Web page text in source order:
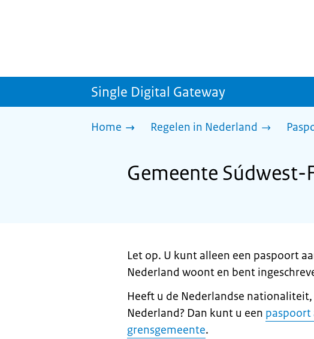
Single Digital Gateway
Home Regelen in Nederland
Gemeente
Let op. U kunt alleen een paspoort
Nederland woont en bent
Heeft u de Nederlandse
Nederland? Dan kunt u een paspoort
grensgemeente.